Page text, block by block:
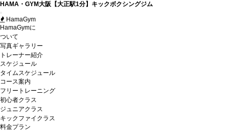
HAMA・GYM大阪【大正駅1分】キックボクシングジム
Toggle
navigation
HamaGym
HamaGymに
ついて
写真ギャラリー
トレーナー紹介
スケジュール
タイムスケジュール
コース案内
フリートレーニング
初心者クラス
ジュニアクラス
キックファイクラス
料金プラン